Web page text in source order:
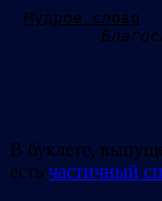
Мудрое слово
В буклете,
есть частичный